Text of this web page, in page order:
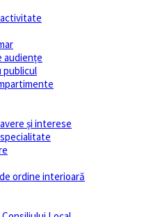
audiențe
publicul
și interese
ordine interioară